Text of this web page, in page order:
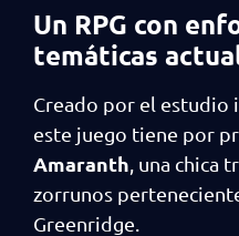
Un RPG con
temáticas
Creado por el estudio
este juego tiene por
Amaranth , una chica
zorrunos
Greenridge.